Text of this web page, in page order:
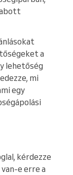
a
lehetőség
mi
egy
kérdezze
e erre a